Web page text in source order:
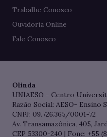
Trabalhe Conosco
Ouvidoria Online
Fale Conosco
Olinda
UNIAESO - Centro
Razão Social: AESO-
CNPJ: 09.726.365/0001-72
Av. Transamazônica, 405,
CEP 53300-240 | Fone: +55